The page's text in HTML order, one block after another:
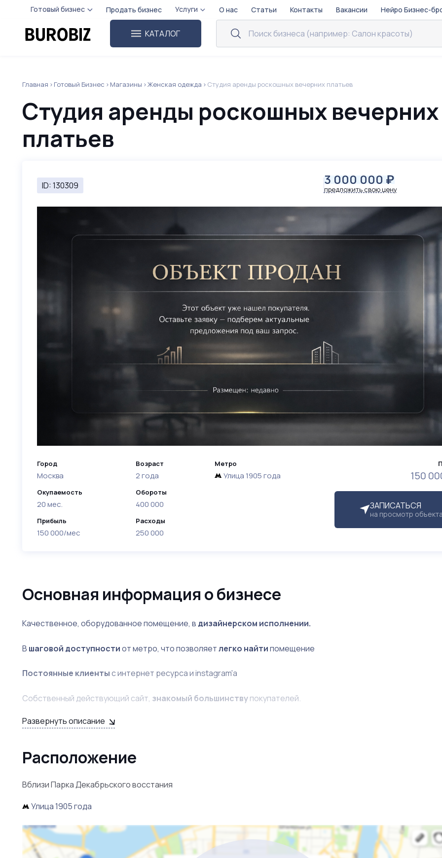
Готовый бизнес Продать бизнес Услуги О нас Статьи Контакты Вакансии Нейро Бизнес-
КАТАЛОГ
Главная Готовый Бизнес Магазины Женская одежда Студия аренды роскошных вечерних платьев
Студия аренды роскошных вечерних
платьев
ID: 130309 3 000 000 ₽
предложить свою цену
150
ЗАПИСАТЬСЯ
на просмотр
Город
Москва
Окупаемость
20 мес.
Прибыль
150 000/мес
Возраст
2 года
Обороты
400 000
Расходы
250 000
Метро
Улица 1905 года
Основная информация о бизнесе
Качественное, оборудованное помещение, в дизайнерском исполнении.
В шаговой доступностиот метро, что позволяетлегко найтипомещение
Постоянные клиентыс интернет ресурса и instagram'a
Собственный действующий сайт, знакомый большинствупокупателей.
Имеетсяэксклюзивная коллекция
Развернуть описание
Расположение
Вблизи Парка Декабрьского восстания
Улица 1905 года